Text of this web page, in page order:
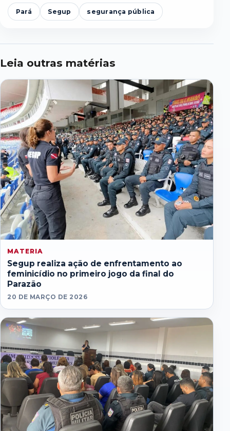
Pará Segup segurança pública
Leia outras matérias
MATERIA
Segup realiza ação de enfrentamento ao
feminicídio no primeiro jogo da final do
Parazão
20 DE MARÇO DE 2026